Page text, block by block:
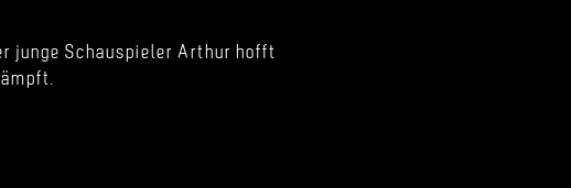
junge Schauspieler Arthur hofft